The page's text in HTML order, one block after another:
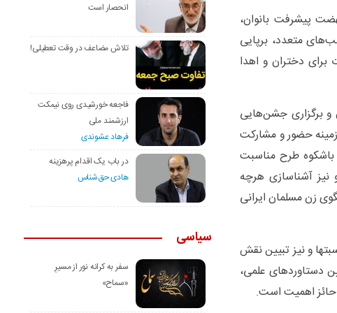
پیشرفت بانوان،
متعدد، برپایی
دختران و اهدا
و برگزاری جشن‌هایی
زمینه حضور و مشارکت
باشکوه طرح مناسبت
نیز آشناسازی هرچه
زن مسلمان ایرانی
و نیز تبیین نقش
دستاوردهای علمی،
حائز اهمیت است.
انحصار است
تلاش مضاعف در وقت تعطیلی!
فاجعه خورشیدی روی نیمکت
ارزشمند ملی
فرهاد عشوندی
در باب یک اقدام پرهزینه
هادی حق‌شناس
سیاسی
سفر به کرانه‌ نور از مسیرِ
«سماح»